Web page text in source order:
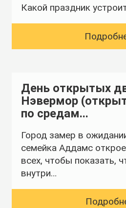
Какой праздник
День открытых
Нэвермор
по средам...
Город замер в
семейка Аддамс
всех, чтобы показать,
внутри…